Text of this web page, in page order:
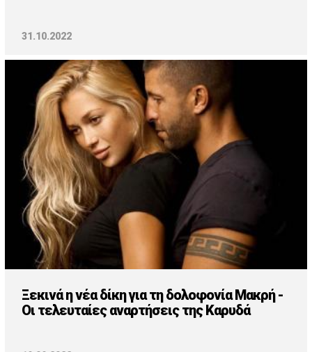
31.10.2022
Ξεκινά η νέα δίκη για τη δολοφονία Μακρή -
Οι τελευταίες αναρτήσεις της Καρυδά